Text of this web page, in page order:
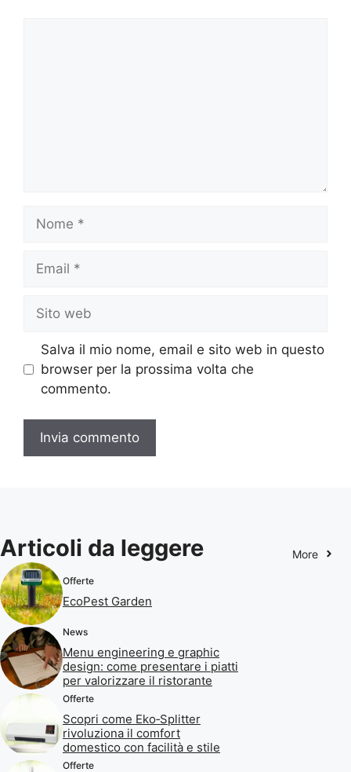
Nome
Email
Sito
web
Salva il mio nome, email e sito web in questo
browser per la prossima volta che
commento.
Articoli da leggere More
Offerte
EcoPest Garden
News
Menu engineering e graphic
design: come presentare i piatti
per valorizzare il ristorante
Offerte
Scopri come Eko‑Splitter
rivoluziona il comfort
domestico con facilità e stile
Offerte